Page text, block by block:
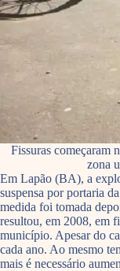
Fissuras começaram
zona
Em Lapão (BA), a
suspensa por portaria
medida foi tomada
resultou, em 2008, em
município. Apesar do
cada ano. Ao mesmo
mais é necessário